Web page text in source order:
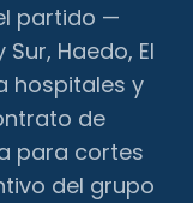
partido —
Haedo, El
hospitales y
de
para cortes
del grupo